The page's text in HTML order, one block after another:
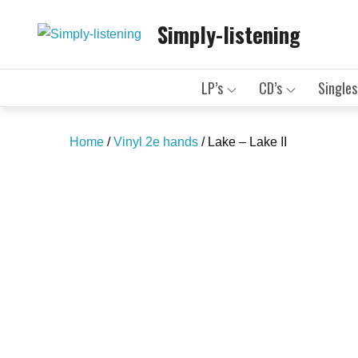
Simply-listening
LP’s CD’s Singles
Home /Vinyl 2e hands / Lake – Lake II